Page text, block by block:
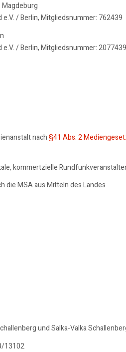
/ Berlin, Mitgliedsnummer: 762439
/ Berlin, Mitgliedsnummer: 2077439
nach§41 Abs. 2
kommertzielle
MSA aus Mitteln des Landes
und Salka-Valka
13102